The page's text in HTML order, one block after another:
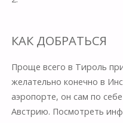
КАК ДОБРАТЬСЯ
Проще всего в Тироль
желательно конечно в
аэропорте, он сам по
Австрию. Посмотреть